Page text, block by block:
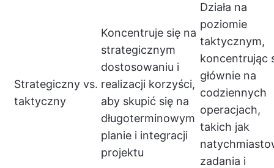
Strategiczny vs.
taktyczny
Koncentruje się na
strategicznym
dostosowaniu i
realizacji korzyści,
aby skupić się na
długoterminowym
planie i integracji
projektu
Działa na
poziomie
taktycznym,
koncentrując
głównie na
codziennych
operacjach,
takich jak
zadania i